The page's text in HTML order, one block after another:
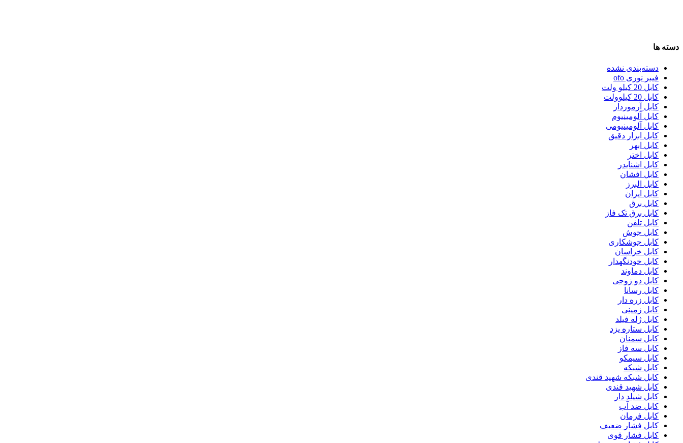
دسته ها
دسته‌بندی نشده
فیبر نوری ofo
کابل 20 کیلو ولت
کابل 20 کیلوولت
کابل آرموردار
کابل آلومینیوم
کابل آلومینیومی
کابل ابزار دقیق
کابل ابهر
کابل اختر
کابل اشنایدر
کابل افشان
کابل البرز
کابل ایران
کابل برق
کابل برق تک فاز
کابل تلفن
کابل جوش
کابل جوشکاری
کابل خراسان
کابل خودنگهدار
کابل دماوند
کابل دو زوجی
کابل رسانا
کابل زره دار
کابل زمینی
کابل ژله فیلد
کابل ستاره یزد
کابل سمنان
کابل سه فاز
کابل سیمکو
کابل شبکه
کابل شبکه شهید قندی
کابل شهید قندی
کابل شیلد دار
کابل ضد آب
کابل فرمان
کابل فشار ضعیف
کابل فشار قوی